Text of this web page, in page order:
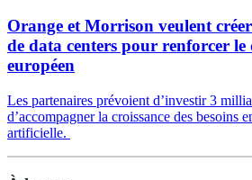
Orange et Morrison veulent
de data centers pour renforcer
européen
Les partenaires prévoient d’investir 3
d’accompagner la croissance des besoins
artificielle.